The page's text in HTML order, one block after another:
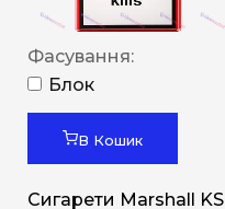
Фасування:
Блок
В Кошик
Сигарети Marshall KS